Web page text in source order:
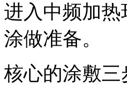
进入中频加
涂做准备。
核心的涂敷三